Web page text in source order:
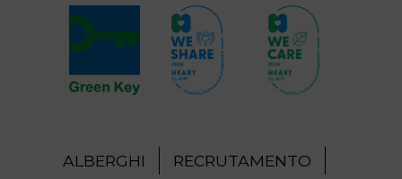
ALBERGHI RECRUTAMENTO